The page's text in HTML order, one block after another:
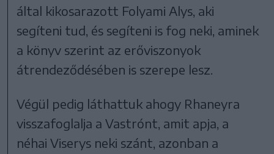
által kikosarazott Folyami Alys, aki
segíteni tud, és segíteni is fog neki, aminek
a könyv szerint az erőviszonyok
átrendeződésében is szerepe lesz.
Végül pedig láthattuk ahogy Rhaneyra
visszafoglalja a Vastrónt, amit apja, a
néhai Viserys neki szánt, azonban a